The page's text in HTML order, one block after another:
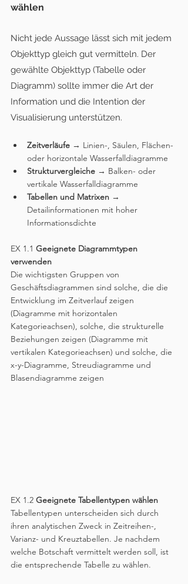
wählen
Nicht jede Aussage lässt sich mit jedem
Objekttyp gleich gut vermitteln. Der
gewählte Objekttyp (Tabelle oder
Diagramm) sollte immer die Art der
Information und die Intention der
Visualisierung unterstützen.
Zeitverläufe → Linien-, Säulen, Flächen-
oder horizontale Wasserfalldiagramme
Strukturvergleiche → Balken- oder
vertikale Wasserfalldiagramme
Tabellen und Matrixen →
Detailinformationen mit hoher
Informationsdichte
EX 1.1 Geeignete Diagrammtypen
verwenden
Die wichtigsten Gruppen von
Geschäftsdiagrammen sind solche, die die
Entwicklung im Zeitverlauf zeigen
(Diagramme mit horizontalen
Kategorieachsen), solche, die strukturelle
Beziehungen zeigen (Diagramme mit
vertikalen Kategorieachsen) und solche, die
x-y-Diagramme, Streudiagramme und
Blasendiagramme zeigen
EX 1.2 Geeignete Tabellentypen wählen
Tabellentypen unterscheiden sich durch
ihren analytischen Zweck in Zeitreihen-,
Varianz- und Kreuztabellen. Je nachdem
welche Botschaft vermittelt werden soll, ist
die entsprechende Tabelle zu wählen.